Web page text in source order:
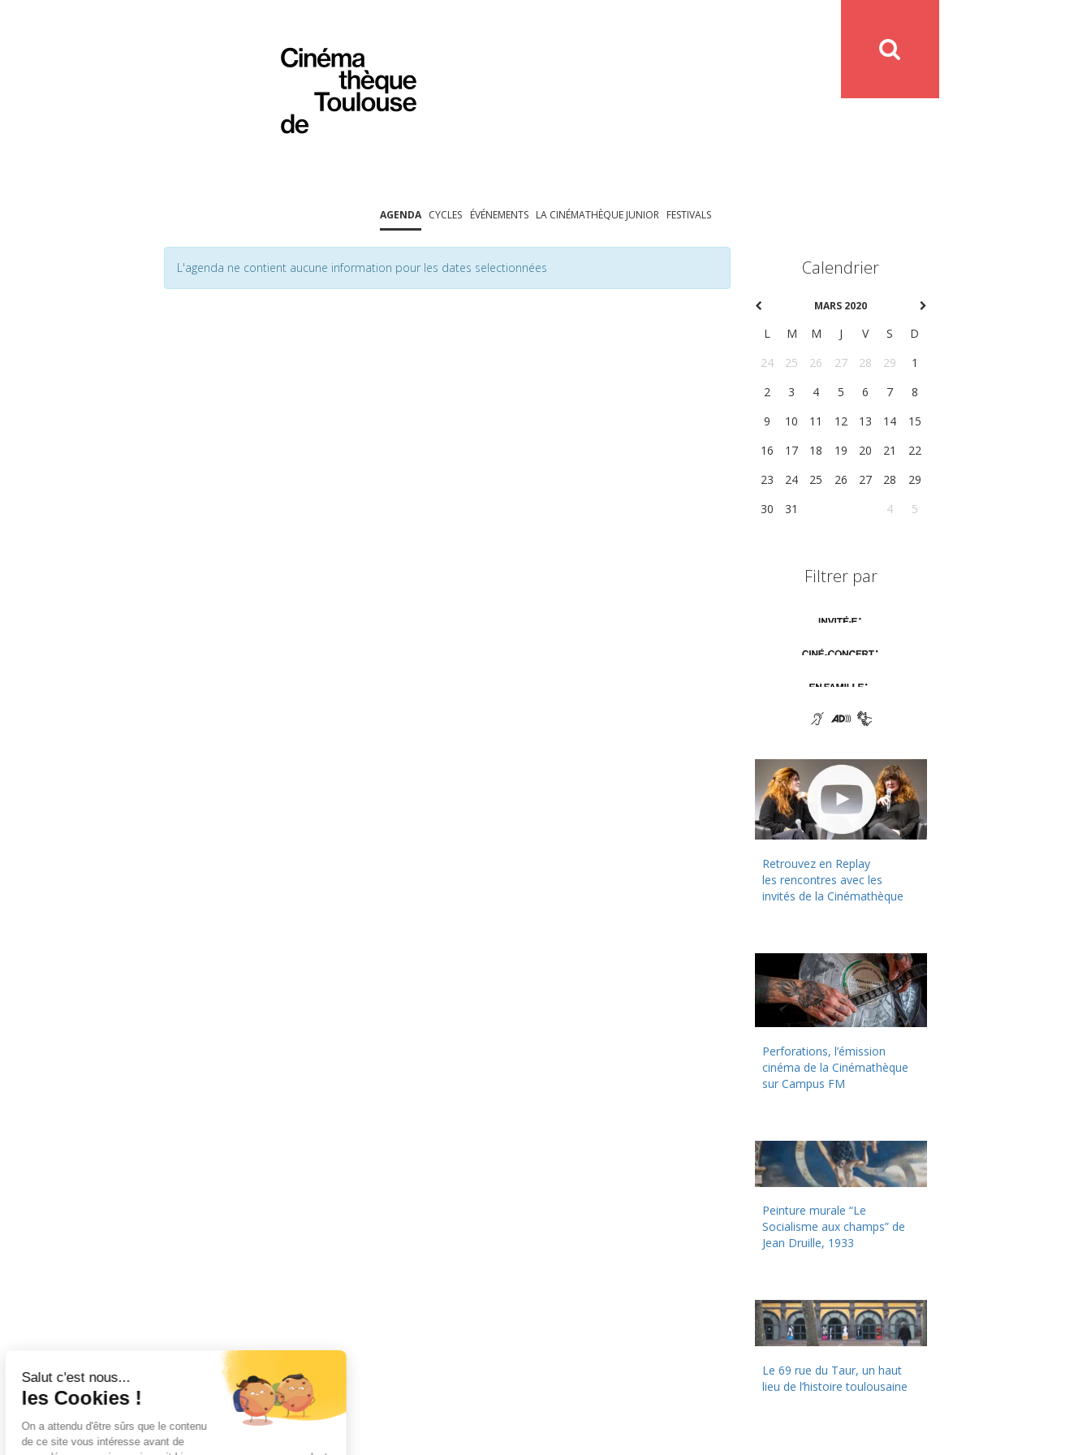
AGENDA CYCLES ÉVÉNEMENTS LA CINÉMATHÈQUE JUNIOR FESTIVALS
L'agenda ne contient aucune information pour les dates selectionnées Calendrier
MARS 2020
L M M J V S
D
24
25 26 27 28 29
1
2
3 4 5 6 7
8
9
10 11 12 13 14
15
16
17 18 19 20 21
22
23
24 25 26 27 28
29
30
31 4 5
Filtrer par
Retrouvez en Replay
les rencontres avec les
invités de la Cinémathèque
Perforations, l’émission
cinéma de la Cinémathèque
sur Campus FM
Peinture murale “Le
Socialisme aux champs” de
Jean Druille, 1933
Le 69 rue du Taur, un haut
lieu de l’histoire toulousaine